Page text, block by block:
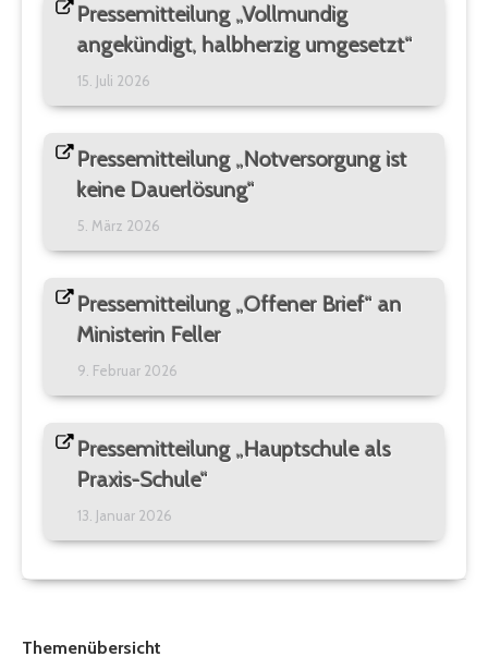
Pressemitteilung „Vollmundig
angekündigt, halbherzig umgesetzt“
15. Juli 2026
Pressemitteilung „Notversorgung ist
keine Dauerlösung“
5. März 2026
Pressemitteilung „Offener Brief“ an
Ministerin Feller
9. Februar 2026
Pressemitteilung „Hauptschule als
Praxis-Schule“
13. Januar 2026
Themenübersicht